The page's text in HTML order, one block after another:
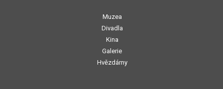
Muzea
Divadla
Kina
Galerie
Hvězdárny